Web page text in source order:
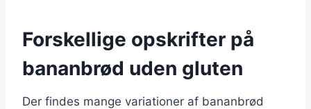
Forskellige opskrifter på
bananbrød uden gluten
Der findes mange variationer af bananbrød